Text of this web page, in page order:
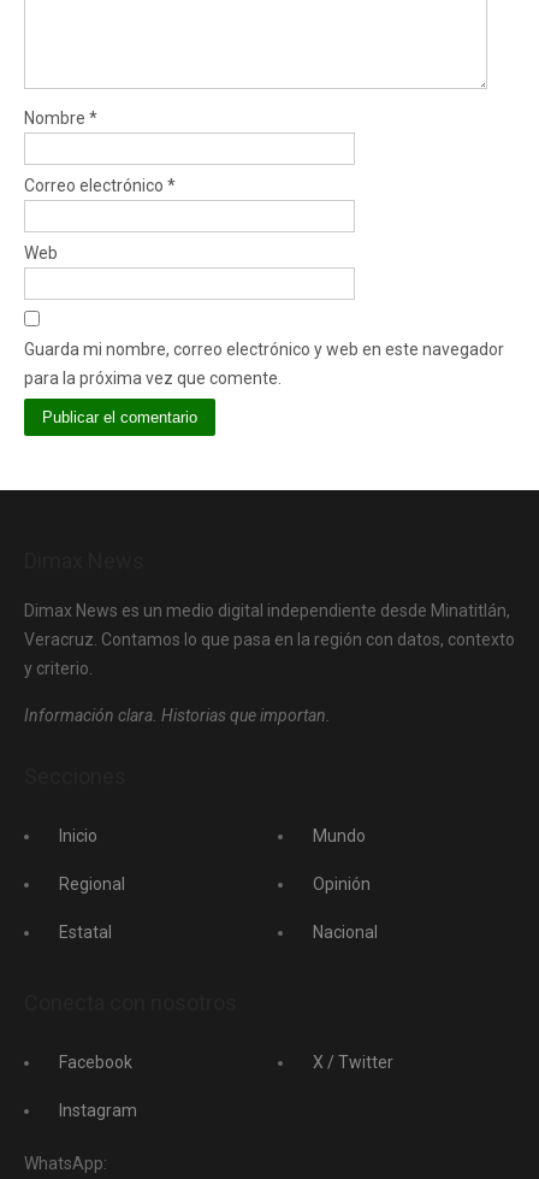
Nombre *
Correo electrónico *
Web
Guarda mi nombre, correo electrónico y web en este navegador
para la próxima vez que comente.
Dimax News es un medio digital independiente desde Minatitlán,
Veracruz. Contamos lo que pasa en la región con datos, contexto
y criterio.
Información clara. Historias que importan.
Inicio
Regional
Estatal
Mundo
Opinión
Nacional
Facebook
Instagram
X / Twitter
WhatsApp: